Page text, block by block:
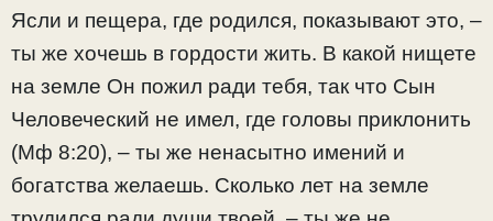
Ясли и пещера, где родился, показывают это, –
ты же хочешь в гордости жить. В какой нищете
на земле Он пожил ради тебя, так что Сын
Человеческий не имел, где головы приклонить
(Мф 8:20), – ты же ненасытно имений и
богатства желаешь. Сколько лет на земле